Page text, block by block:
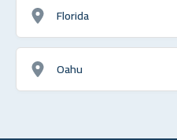
Florida
Oahu